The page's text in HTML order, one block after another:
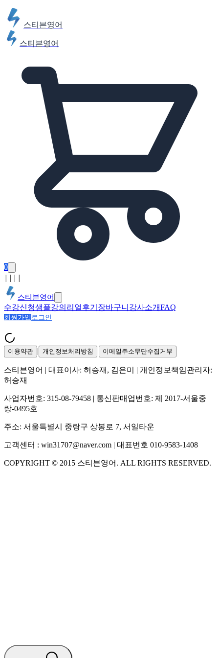
스티븐영어
스티븐영어
0
스티븐영어
수강신청샘플강의 리얼후기 장바구니 강사소개FAQ
회원가입 로그인
이용약관 | 개인정보처리방침 | 이메일주소무단수집거부
스티븐영어 | 대표이사: 허승재, 김은미
| 개인정보책임관리자:
허승재
사업자번호: 315-08-79458 | 통신판매업번호: 제 2017-서울중
랑-0495호
주소: 서울특별시 중랑구 상봉로 7, 서일타운
고객센터 : win31707@naver.com | 대표번호 010-9583-1408
COPYRIGHT © 2015 스티븐영어 . ALL RIGHTS RESERVED.